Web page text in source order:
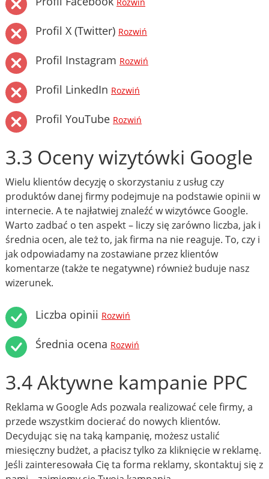
Rozwiń
Profil X (Twitter) Rozwiń
Profil Instagram Rozwiń
Profil LinkedIn Rozwiń
Profil YouTube Rozwiń
3.3 Oceny wizytówki Google
Wielu klientów decyzję o skorzystaniu z usług czy
produktów danej firmy podejmuje na podstawie opinii w
internecie. A te najłatwiej znaleźć w wizytówce Google.
Warto zadbać o ten aspekt – liczy się zarówno liczba, jak i
średnia ocen, ale też to, jak firma na nie reaguje. To, czy i
jak odpowiadamy na zostawiane przez klientów
komentarze (także te negatywne) również buduje nasz
wizerunek.
Liczba opinii Rozwiń
Średnia ocena Rozwiń
3.4 Aktywne kampanie PPC
Reklama w Google Ads pozwala realizować cele firmy, a
przede wszystkim docierać do nowych klientów.
Decydując się na taką kampanię, możesz ustalić
miesięczny budżet, a płacisz tylko za kliknięcie w reklamę.
Jeśli zainteresowała Cię ta forma reklamy, skontaktuj się z